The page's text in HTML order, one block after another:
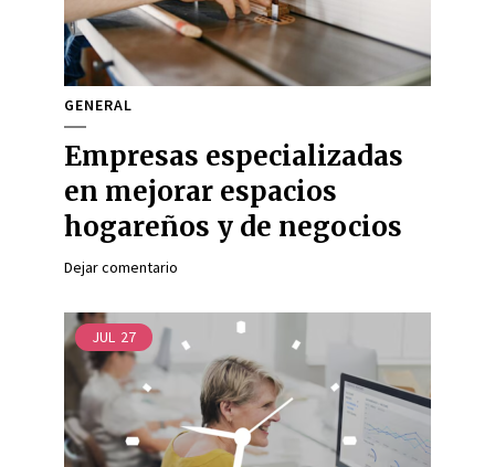
GENERAL
Empresas especializadas
en mejorar espacios
hogareños y de negocios
Dejar comentario
JUL 27